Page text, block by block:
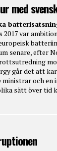
med
var
senare, efter
går det att
och en
sätt över tid